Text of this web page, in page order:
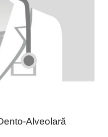
Alveolară